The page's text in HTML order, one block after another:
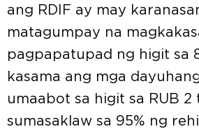
ang RDIF ay may
matagumpay na
pagpapatupad ng higit sa
kasama ang mga
umaabot sa higit sa RUB 2
sumasaklaw sa 95% ng